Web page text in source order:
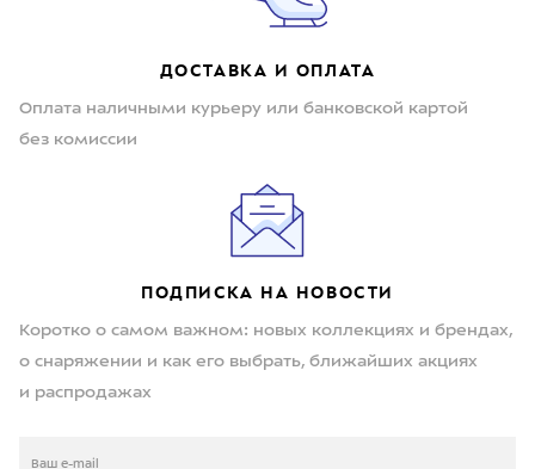
ДОСТАВКА И ОПЛАТА
Оплата наличными курьеру или банковской картой
без комиссии
ПОДПИСКА НА НОВОСТИ
Коротко о самом важном: новых коллекциях и брендах,
о снаряжении и как его выбрать, ближайших акциях
и распродажах